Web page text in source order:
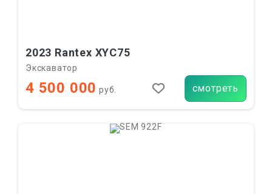
2023 Rantex XYC75
Экскаватор
4 500 000 руб. смотреть